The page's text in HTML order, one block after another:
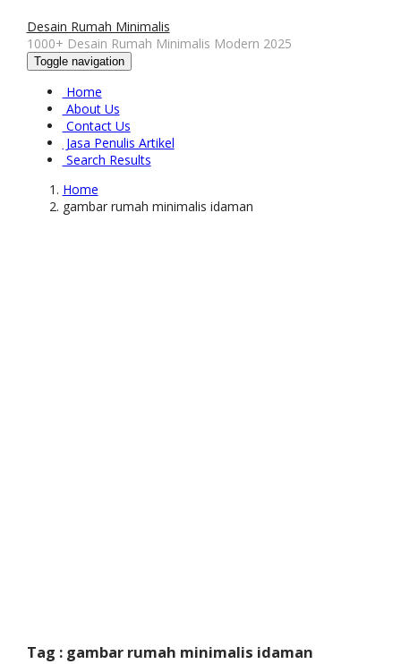
Desain Rumah Minimalis
1000+ Desain Rumah Minimalis Modern 2025
Toggle navigation
Home
About Us
Contact Us
Jasa Penulis Artikel
Search Results
Home
gambar rumah minimalis idaman
Tag : gambar rumah minimalis idaman